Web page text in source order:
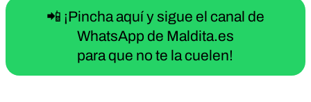
📲 ¡Pincha aquí y sigue el canal de
WhatsApp de Maldita.es
para que no te la cuelen!